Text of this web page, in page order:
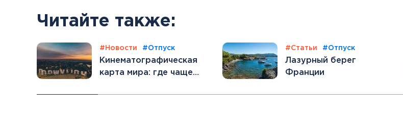
Читайте также:
#Новости #Отпуск
Кинематографическая
карта мира: где чаще
#Статьи #Отпуск
Лазурный берег
Франции